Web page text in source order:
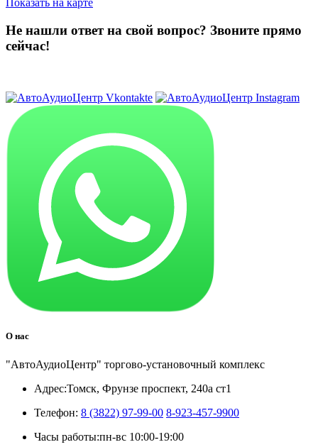
Показать на карте
Не нашли ответ на свой вопрос? Звоните прямо
сейчас!
О нас
"АвтоАудиоЦентр" торгово-установочный комплекс
Адрес:Томск, Фрунзе проспект, 240а ст1
Телефон: 8 (3822) 97-99-00 8-923-457-9900
Часы работы:пн-вс 10:00-19:00